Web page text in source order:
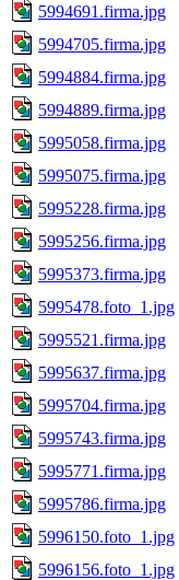
5994691.firma.jpg
5994705.firma.jpg
5994884.firma.jpg
5994889.firma.jpg
5995058.firma.jpg
5995075.firma.jpg
5995228.firma.jpg
5995256.firma.jpg
5995373.firma.jpg
5995478.foto_1.jpg
5995521.firma.jpg
5995637.firma.jpg
5995704.firma.jpg
5995743.firma.jpg
5995771.firma.jpg
5995786.firma.jpg
5996150.foto_1.jpg
5996156.foto_1.jpg